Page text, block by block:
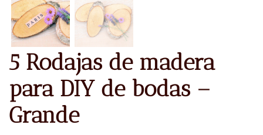
5 Rodajas de madera
para DIY de bodas –
Grande